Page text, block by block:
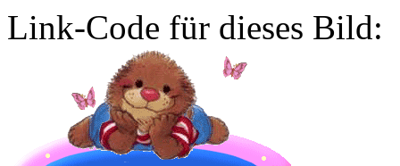
Link-Code für dieses Bild: